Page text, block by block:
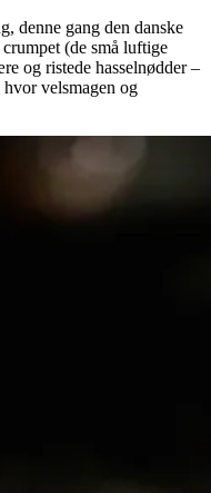
denne gang den danske
(de små luftige
og ristede hasselnødder –
velsmagen og